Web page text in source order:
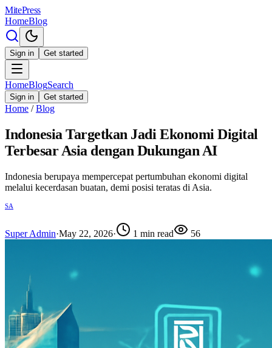
MitePress
HomeBlog
Sign in Get started
HomeBlogSearch
Sign in Get started
Home / Blog
Indonesia Targetkan Jadi Ekonomi Digital
Terbesar Asia dengan Dukungan AI
Indonesia berupaya mempercepat pertumbuhan ekonomi digital
melalui kecerdasan buatan, demi posisi teratas di Asia.
SA
Super Admin·May 22, 2026· 1 min read 56